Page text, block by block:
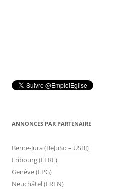
ANNONCES PAR PARTENAIRE
Berne-Jura (BeJuSo – USBJ)
Fribourg (EERF)
Genève (EPG)
Neuchâtel (EREN)